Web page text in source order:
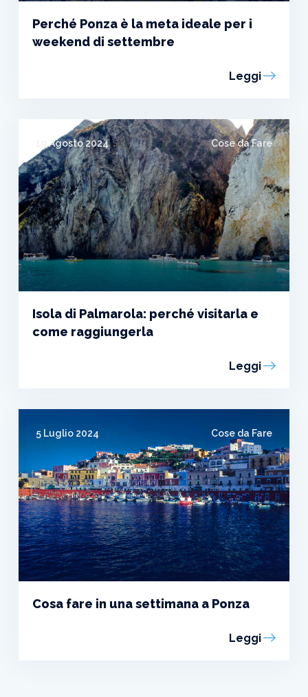
Perché Ponza è la meta ideale per i
weekend di settembre
Leggi
19 Agosto 2024 Cose da Fare
Isola di Palmarola: perché visitarla e
come raggiungerla
Leggi
5 Luglio 2024 Cose da Fare
Cosa fare in una settimana a Ponza
Leggi